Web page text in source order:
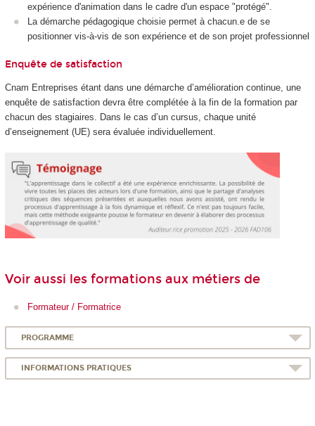
expérience d'animation dans le cadre d'un espace "protégé".
La démarche pédagogique choisie permet à chacun.e de se
positionner vis-à-vis de son expérience et de son projet professionnel
Enquête de satisfaction
Cnam Entreprises étant dans une démarche d’amélioration continue, une
enquête de satisfaction devra être complétée à la fin de la formation par
chacun des stagiaires. Dans le cas d’un cursus, chaque unité
d’enseignement (UE) sera évaluée individuellement.
Voir aussi les formations aux métiers de
Formateur / Formatrice
PROGRAMME
INFORMATIONS PRATIQUES